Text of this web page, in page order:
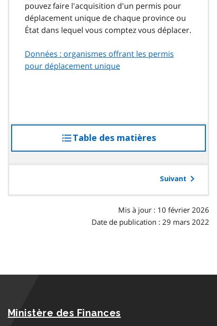
pouvez faire l'acquisition d'un permis pour
déplacement unique de chaque province ou
État dans lequel vous comptez vous déplacer.
Données : organismes offrant les permis
pour déplacement unique
Table des matières
à
table
matières
Suivant
Mis à jour : 10 février 2026
Date de publication : 29 mars 2022
Ministère des Finances